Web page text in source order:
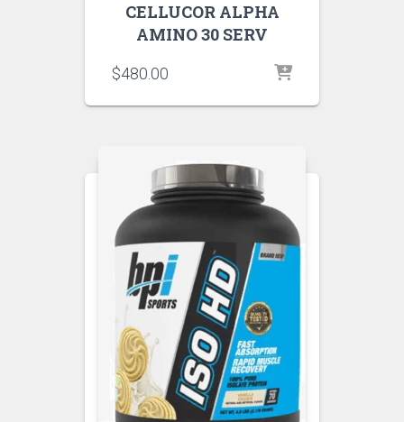
CELLUCOR ALPHA
AMINO 30 SERV
$480.00